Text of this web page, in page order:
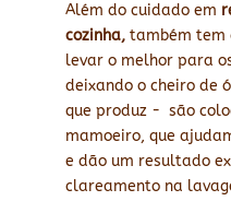
Além do cuidado em
cozinha, também tem
levar o melhor para
deixando o cheiro de
que produz - são
mamoeiro, que
e dão um resultado
clareamento na